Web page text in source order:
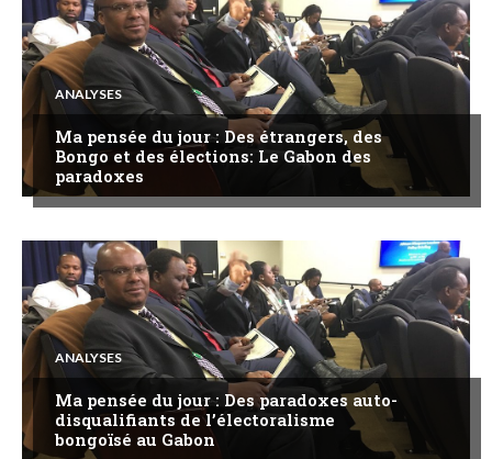
ANALYSES
Ma pensée du jour : Des étrangers, des
Bongo et des élections: Le Gabon des
paradoxes
ANALYSES
Ma pensée du jour : Des paradoxes auto-
disqualifiants de l’électoralisme
bongoïsé au Gabon